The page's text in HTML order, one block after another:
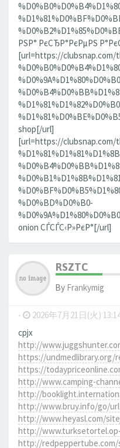
РЅР° РєСЂР°РєРµРЅ
[url=https://clubsnap.com/
shop[/url]
[url=https://clubsnap.com/
%D0%BD%D0%B0-
onion СЃСЃС‹Р»РєР°[/url]
RSZTC
By Frankymig
- 2026年7月21日(火)
cpjx
http://
https://undmedlibrary.org/
https://
http://www.camping-
http://
http://www.bruy.info/go/
http://www.heyasl.com/
http://www.turksetortel.op-
http://redpeppertube.com/